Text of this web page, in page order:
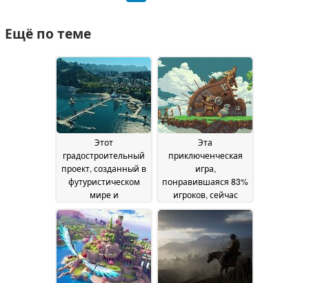
Ещё по теме
Этот
градостроительный
проект, созданный в
футуристическом
мире и
полюбившийся 70%
игроков, продается
со скидкой 85% в
Steam17 May 2026
Эта
приключенческая
игра,
понравившаяся 83%
игроков, сейчас
продается со
скидкой 75% в Steam
16 May 2026